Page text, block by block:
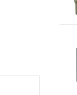
de 12 oz